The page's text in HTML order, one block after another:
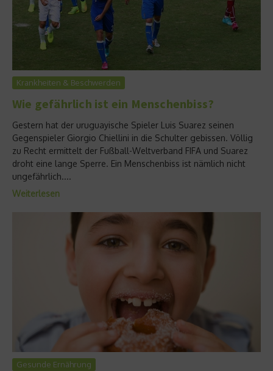
Krankheiten & Beschwerden
Wie gefährlich ist ein Menschenbiss?
Gestern hat der uruguayische Spieler Luis Suarez seinen
Gegenspieler Giorgio Chiellini in die Schulter gebissen. Völlig
zu Recht ermittelt der Fußball-Weltverband FIFA und Suarez
droht eine lange Sperre. Ein Menschenbiss ist nämlich nicht
ungefährlich....
Weiterlesen
Gesunde Ernährung